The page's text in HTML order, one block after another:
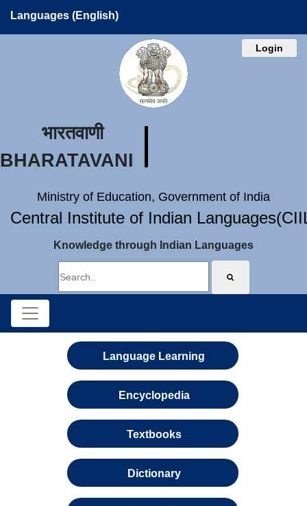
Languages (English)
Login
भारतवाणी
BHARATAVANI
Ministry of Education, Government of India
Central Institute of Indian
Knowledge through Indian Languages
Language Learning
Encyclopedia
Textbooks
Dictionary